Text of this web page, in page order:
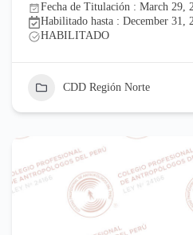
Fecha de Titulación : March 29,
Habilitado hasta : December 31,
HABILITADO
CDD Región Norte